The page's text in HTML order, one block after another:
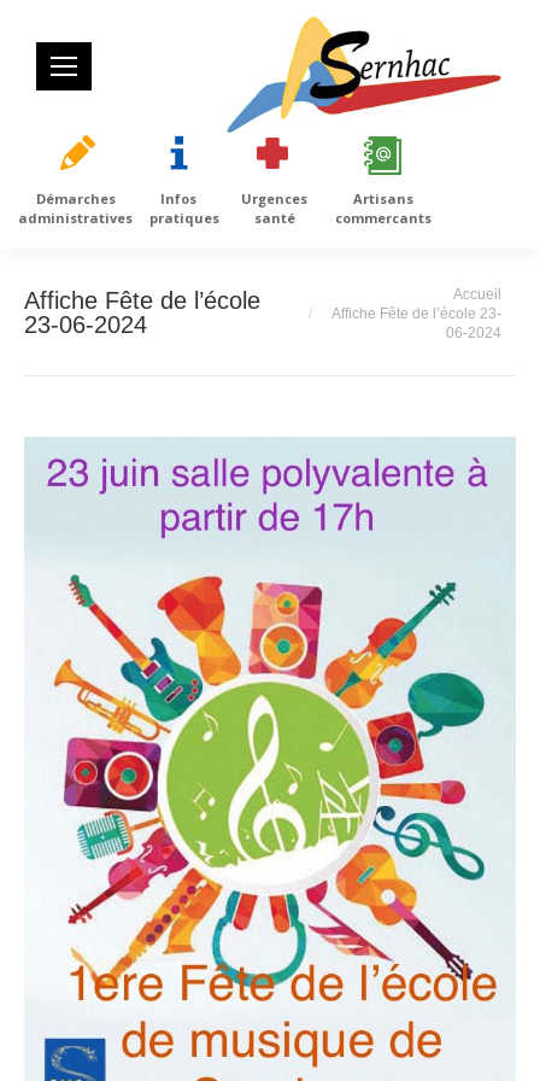
Démarches
administratives
Infos
pratiques
Urgences
santé
Artisans
commercants
Affiche Fête de l’école
23-06-2024
Accueil
Affiche Fête de l’école 23-
06-2024